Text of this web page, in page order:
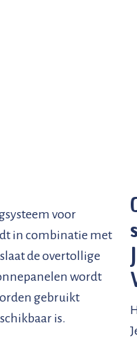
voor
in combinatie met
de overtollige
wordt
gebruikt
is.